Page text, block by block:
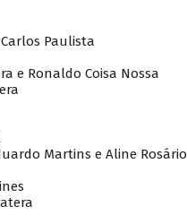
Paulista
e Ronaldo Coisa Nossa
Martins e Aline Rosário